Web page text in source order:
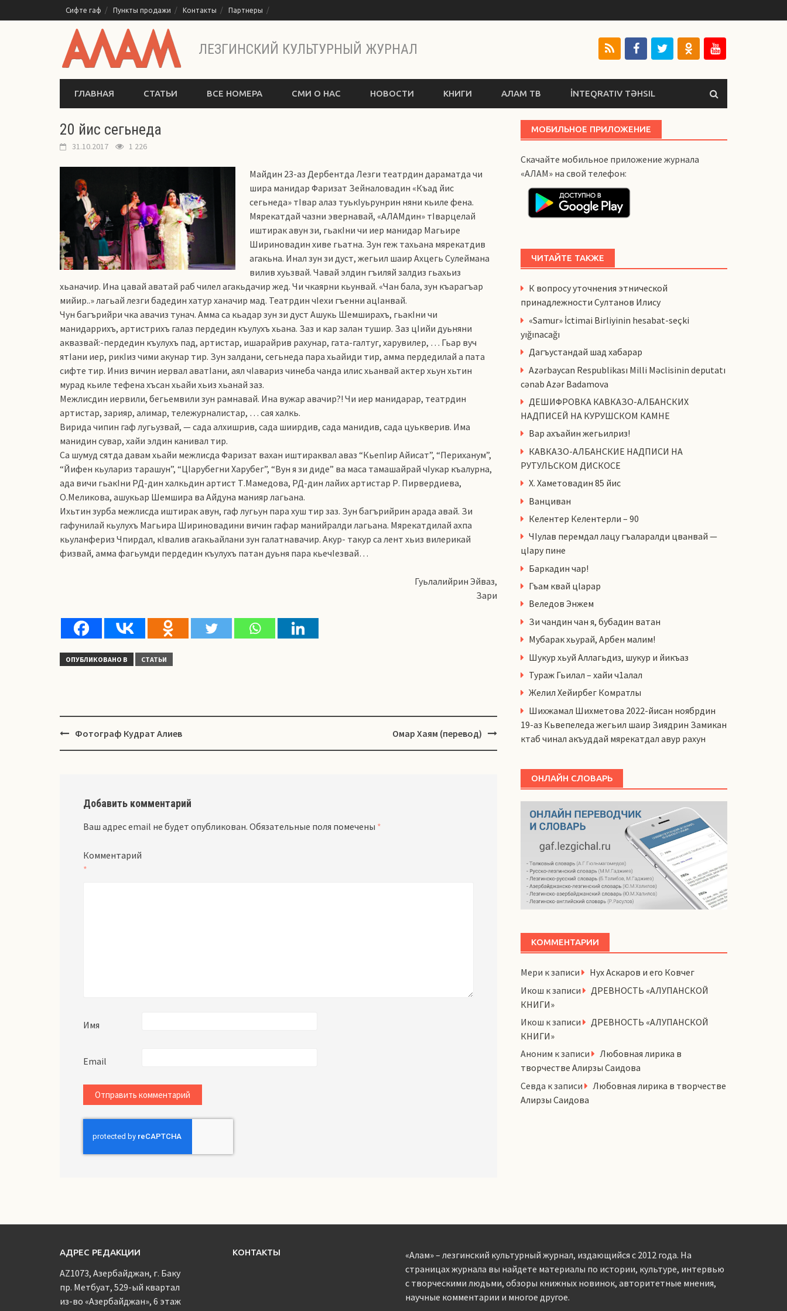
к
Сифте гаф Пункты продажи Контакты Партнеры
ЛЕЗГИНСКИЙ КУЛЬТУРНЫЙ ЖУРНАЛ
ГЛАВНАЯ СТАТЬИ ВСЕ НОМЕРА СМИ О НАС НОВОСТИ КНИГИ АЛАМ ТВ İNTEQRATIV TƏHSIL
20 йис сегьнеда
31.10.2017 1 226
Майдин 23-аз Дербентда Лезги театрдин дараматда чи
шира манидар Фаризат Зейналовадин «Къад йис
сегьнеда» тIвар алаз туькIуьрунрин няни кьиле фена.
Мярекатдай чазни эвернавай, «АЛАМдин» тIварцелай
иштирак авун зи, гьакIни чи иер манидар Магьире
Шириновадин хиве гьатна. Зун геж тахьана мярекатдив
агакьна. Инал зун зи дуст, жегьил шаир Ахцегь Сулеймана
вилив хуьзвай. Чавай элдин гъиляй залдиз гьахьиз
хьаначир. Ина цавай аватай раб чилел агакьдачир жед. Чи чкаярни кьунвай. «Чан бала, зун къарагъар
мийир..» лагьай лезги бадедин хатур ханачир мад. Театрдин чIехи гъенни ацIанвай.
Чун багърийри чка авачиз тунач. Амма са кьадар зун зи дуст Ашукь Шемширахъ, гьакIни чи
манидаррихъ, артистрихъ галаз пердедин къулухъ хьана. Заз и кар залан тушир. Заз цIийи дуьняни
аквазвай:-пердедин къулухъ пад, артистар, ишарайрив рахунар, гата-галтуг, харувилер, … Гьар вуч
ятIани иер, рикIиз чими акунар тир. Зун залдани, сегьнеда пара хьайиди тир, амма пердедилай а пата
сифте тир. Иниз вичин иервал аватIани, аял чIавариз чинеба чанда илис хьанвай актер хьун хьтин
мурад кьиле тефена хъсан хьайи хьиз хьанай заз.
Межлисдин иервили, бегьемвили зун рамнавай. Ина вужар авачир?! Чи иер манидарар, театрдин
артистар, зарияр, алимар, тележурналистар, … сая халкь.
Вирида чипин гаф лугьузвай, — сада алхишрив, сада шиирдив, сада манидив, сада цуькверив. Има
манидин сувар, хайи элдин канивал тир.
Са шумуд сятда давам хьайи межлисда Фаризат вахан иштираквал аваз “КьепIир Айисат”, “Периханум”,
“Йифен кьулариз тарашун”, “ЦIарубегни Харубег”, “Вун я зи диде” ва маса тамашайрай чIукар къалурна,
ада вичи гьакIни РД-дин халкьдин артист Т.Мамедова, РД-дин лайих артистар Р. Пирвердиева,
О.Меликова, ашукьар Шемшира ва Айдуна манияр лагьана.
Ихьтин зурба межлисда иштирак авун, гаф лугьун пара хуш тир заз. Зун багърийрин арада авай. Зи
гафунилай кьулухъ Магьира Шириновадини вичин гафар манийралди лагьана. Мярекатдилай ахпа
кьуланфериз Чпирдал, кIвалив агакьайлани зун галатнавачир. Акур- такур са лент хьиз вилерикай
физвай, амма фагьумди пердедин къулухъ патан дуьня пара кьечIезвай…
Гуьлалийрин Эйваз,
Зари
ОПУБЛИКОВАНО В СТАТЬИ
Навигация
Фотограф Кудрат Алиев Омар Хаям (перевод)
Добавить комментарий
Ваш адрес email не будет опубликован. Обязательные поля помечены *
Комментарий
*
Имя
Email
МОБИЛЬНОЕ ПРИЛОЖЕНИЕ
Скачайте мобильное приложение журнала
«АЛАМ» на свой телефон:
ЧИТАЙТЕ ТАКЖЕ
К вопросу уточнения этнической
принадлежности Султанов Илису
«Samur» İctimai Birliyinin hesabat-seçki
yığınacağı
Дагъустандай шад хабарар
Azərbaycan Respublikası Milli Məclisinin deputatı
cənab Azər Badamova
ДЕШИФРОВКА КАВКАЗО-АЛБАНСКИХ
НАДПИСЕЙ НА КУРУШСКОМ КАМНЕ
Вар ахъайин жегьилриз!
КАВКАЗО-АЛБАНСКИЕ НАДПИСИ НА
РУТУЛЬСКОМ ДИСКОСЕ
Х. Хаметовадин 85 йис
Ванциван
Келентер Келентерли – 90
ЧIулав перемдал лацу гъаларалди цванвай —
цIару пине
Баркадин чар!
Гъам квай цlарар
Веледов Энжем
Зи чандин чан я, бубадин ватан
Мубарак хьурай, Арбен малим!
Шукур хьуй Аллагьдиз, шукур и йикъаз
Тураж Гьилал – хайи ч1алал
Желил Хейирбег Комратлы
Шихжамал Шихметова 2022-йисан ноябрдин
19-аз Кьвепеледа жегьил шаир Зиядрин Замикан
ктаб чинал акъуддай мярекатдал авур рахун
ОНЛАЙН СЛОВАРЬ
КОММЕНТАРИИ
Мери к записи
Нух Аскаров и его Ковчег
Икош к записи
ДРЕВНОСТЬ «АЛУПАНСКОЙ
КНИГИ»
Икош к записи
ДРЕВНОСТЬ «АЛУПАНСКОЙ
КНИГИ»
Аноним к записи
Любовная лирика в
творчестве Алирзы Саидова
Севда к записи
Любовная лирика в творчестве
Алирзы Саидова
АДРЕС РЕДАКЦИИ
AZ1073, Азербайджан, г. Баку
пр. Метбуат, 529-ый квартал
из-во «Азербайджан», 6 этаж
КОНТАКТЫ
«Алам» – лезгинский культурный журнал, издающийся с 2012 года. На
страницах журнала вы найдете материалы по истории, культуре, интервью
с творческими людьми, обзоры книжных новинок, авторитетные мнения,
научные комментарии и многое другое.